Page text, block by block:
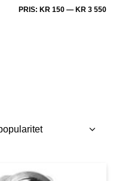
MIN.
PRIS: KR 150 — KR 3 550